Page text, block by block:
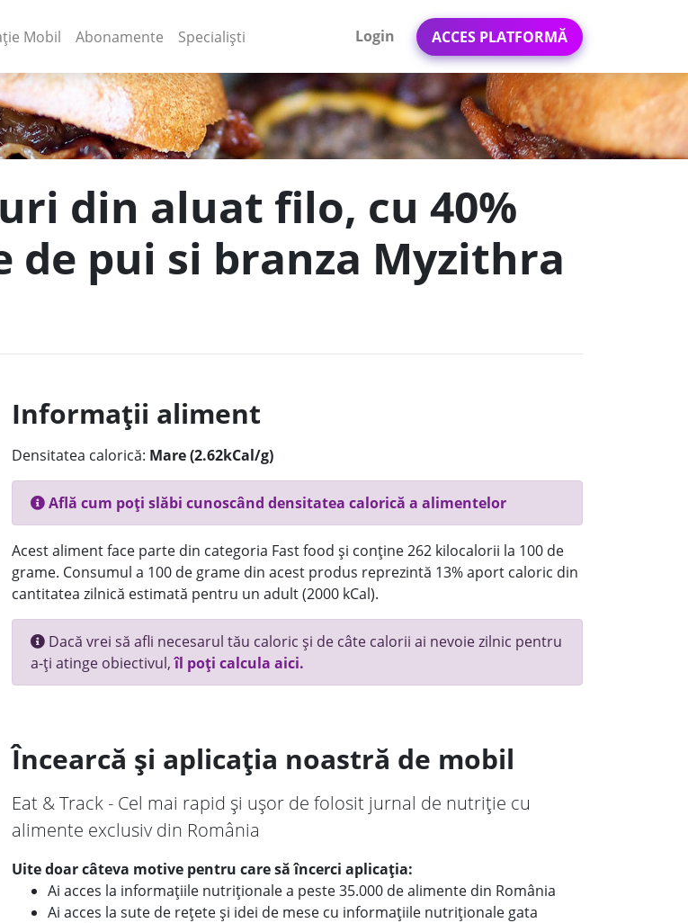
Mobil (current)
Abonamente Specialiști Login ACCES PLATFORMĂ
din aluat filo, cu 40%
pui si branza Myzithra
Informații aliment
Densitatea calorică: Mare (2.62kCal/g)
Află cum poți slăbi cunoscând densitatea calorică a alimentelor
Acest aliment face parte din categoria Fast food și conține 262 kilocalorii la 100 de
grame. Consumul a 100 de grame din acest produs reprezintă 13% aport caloric din
cantitatea zilnică estimată pentru un adult (2000 kCal).
Dacă vrei să afli necesarul tău caloric și de câte calorii ai nevoie zilnic pentru
a-ți atinge obiectivul,îl poți calcula aici.
Încearcă și aplicația noastră de mobil
Eat & Track - Cel mai rapid și ușor de folosit jurnal de nutriție cu
alimente exclusiv din România
Uite doar câteva motive pentru care să încerci aplicația:
Ai acces la informațiile nutriționale a peste 35.000 de alimente din România
Ai acces la sute de rețete și idei de mese cu informațiile nutriționale gata